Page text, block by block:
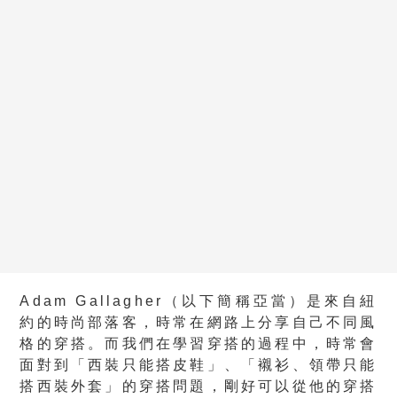
Adam Gallagher（以下簡稱亞當）是來自紐
約的時尚部落客，時常在網路上分享自己不同風
格的穿搭。而我們在學習穿搭的過程中，時常會
面對到「西裝只能搭皮鞋」、「襯衫、領帶只能
搭西裝外套」的穿搭問題，剛好可以從他的穿搭